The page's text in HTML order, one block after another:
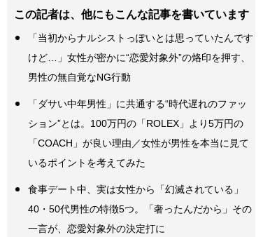
この記者は、他にもこんな記事を書いています
「当初からナルシストっぽいとは思っていたんです
けど…」女性が密かに“恋愛対象外”の烙印を押す、
男性の無自覚なNG行動
「ダサい中年男性」に共通する“時代遅れのファッ
ション”とは。100万円の「ROLEX」より5万円の
「COACH」が良い理由／女性が男性を本当に見て
いるポイントを考えてみた
食事デート中、実は女性から「幻滅されている」
40・50代男性の特徴5つ。「奢ったんだから」その
一言が、恋愛対象外の決定打に